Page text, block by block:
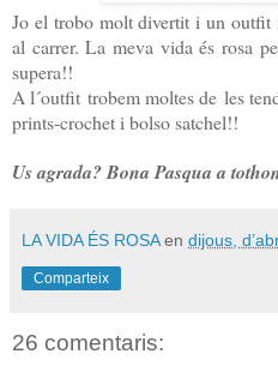
Jo el trobo molt divertit i un outfit
al carrer. La meva vida és rosa
supera!!
A l´outfit trobem moltes de les
prints-crochet i bolso satchel!!
Us agrada? Bona Pasqua a
LA VIDA ÉS ROSA en dijous,
Comparteix
26 comentaris: